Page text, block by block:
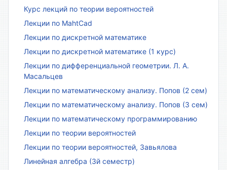
Курс лекций по теории вероятностей
Лекции по MahtCad
Лекции по дискретной математике
Лекции по дискретной математике (1 курс)
Лекции по дифференциальной геометрии. Л. А.
Масальцев
Лекции по математическому анализу. Попов (2 сем)
Лекции по математическому анализу. Попов (3 сем)
Лекции по математическому программированию
Лекции по теории вероятностей
Лекции по теории вероятностей, Завьялова
Линейная алгебра (3й семестр)